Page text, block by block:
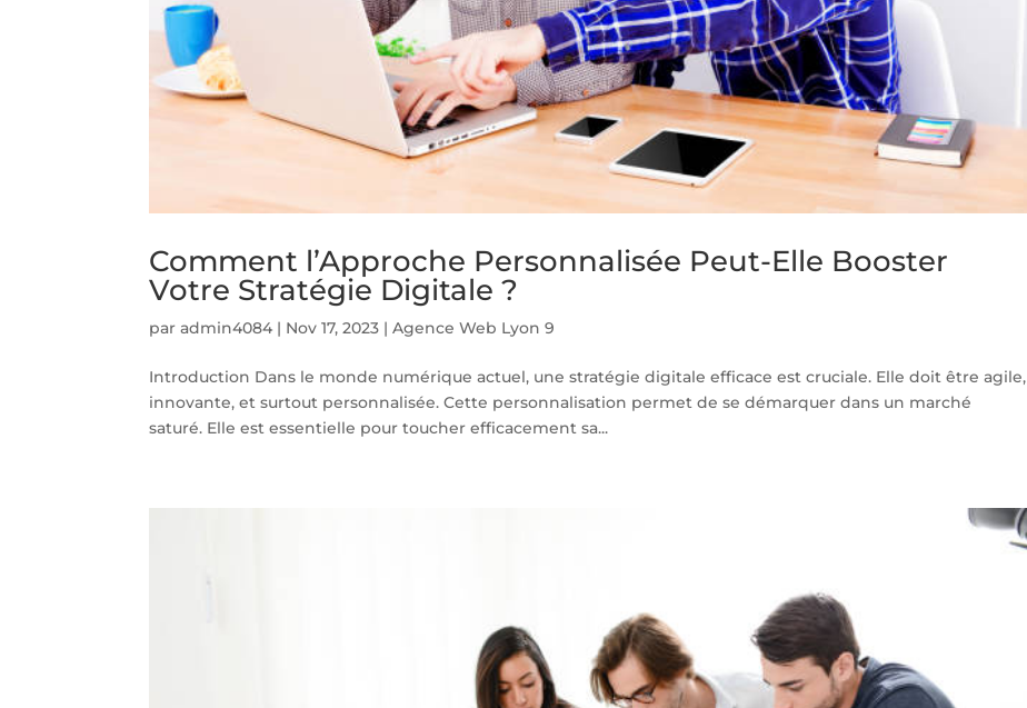
Comment l’Approche Personnalisée Peut-Elle Booster
Votre Stratégie Digitale ?
paradmin4084 | Nov 17, 2023 |Agence Web Lyon 9
Introduction Dans le monde numérique actuel, une stratégie digitale efficace est cruciale. Elle doit être agile,
innovante, et surtout personnalisée. Cette personnalisation permet de se démarquer dans un marché
saturé. Elle est essentielle pour toucher efficacement sa...